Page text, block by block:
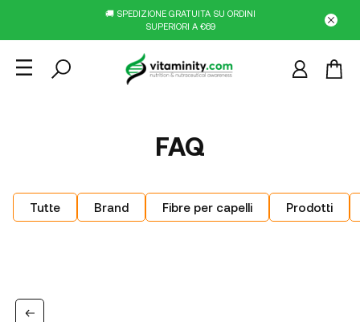
🚚 SPEDIZIONE GRATUITA SU ORDINI
SUPERIORI A €69
FAQ
Tutte Brand Fibre per capelli Prodotti